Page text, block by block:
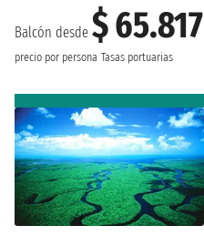
Balcón desde $ 65.817
precio por persona Tasas portuarias